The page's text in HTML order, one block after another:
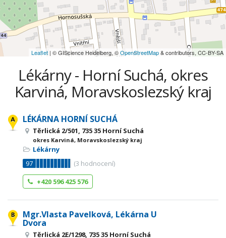
Leaflet | © GIScience Heidelberg, ©OpenStreetMap& contributors, CC-BY-SA
Lékárny - Horní Suchá, okres
Karviná, Moravskoslezský kraj
LÉKÁRNA HORNÍ SUCHÁ
Těrlická 2/501, 735 35 Horní Suchá
okres Karviná, Moravskoslezský kraj
Lékárny
97
(3 hodnocení)
+420 596 425 576
Mgr.Vlasta Pavelková, Lékárna U
Dvora
Těrlická 2E/1298, 735 35 Horní Suchá